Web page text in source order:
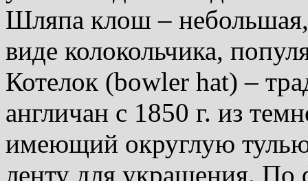
Шляпа клош – небольшая,
виде колокольчика,
Котелок (bowler hat) –
англичан с 1850 г. из
имеющий округлую
ленту для украшения. По